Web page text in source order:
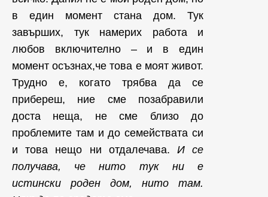
в един момент стана дом. Тук
завърших, тук намерих работа и
любов включително – и в един
момент осъзнах,че това е моят живот.
Трудно е, когато трябва да се
прибереш, ние сме позабравили
доста неща, не сме близо до
проблемите там и до семействата си
и това нещо ни отдалечава. И се
получава, че нито тук ни е
истински роден дом, нито там.